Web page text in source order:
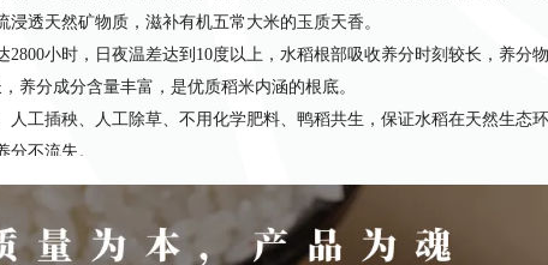
透天然矿物质，滋补有机五常大米的玉质天香。
小时，日夜温差达到10度以上，水稻根部吸收养分时刻较长，养分
养分成分含量丰富，是优质稻米内涵的根底。
工插秧、人工除草、不用化学肥料、鸭稻共生，保证水稻在天然生态
不流失。
粮有专人直接脱粒，天然晾晒，用16度恒温保鲜库现销现磨，保证五
微量元素、维生素等人体必需成分。由于五常水稻成熟期产区日夜温差